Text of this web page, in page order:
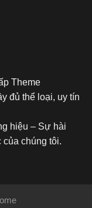
Theme
đủ thể loại, uy tín
hiệu – Sự hài
của chúng tôi.